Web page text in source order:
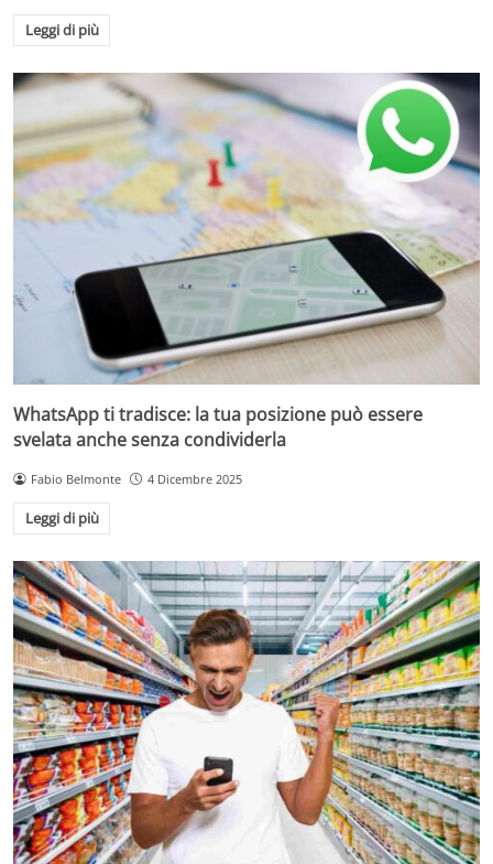
Leggi di più
WhatsApp ti tradisce: la tua posizione può essere
svelata anche senza condividerla
Fabio Belmonte 4 Dicembre 2025
Leggi di più